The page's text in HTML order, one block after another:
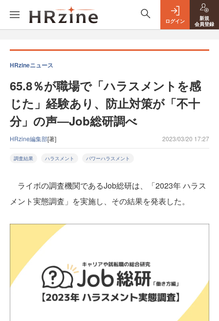
ログイン
新規
会員登録
HRzineニュース
65.8％が職場で「ハラスメントを感
じた」経験あり、防止対策が「不十
分」の声―Job総研調べ
HRzine編集部[著] 2023/03/20 17:27
調査結果 ハラスメント パワーハラスメント
ライボの調査機関であるJob総研は、「2023年 ハラス
メント実態調査」を実施し、その結果を発表した。